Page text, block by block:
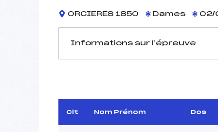
ORCIERES 1850 Dames 02/
Informations sur l’épreuve
Arbitre :
Assistant :
Clt Nom Prénom Dos